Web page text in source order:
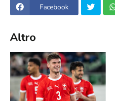
Facebook
Altro